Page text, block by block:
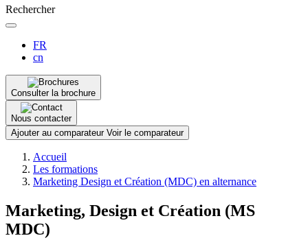
Rechercher
FR
cn
Consulter la brochure
Nous contacter
Ajouter au comparateur Voir le comparateur
d'Ariane
Accueil
Les formations
Marketing Design et Création (MDC) en alternance
Marketing, Design et Création (MS
MDC)